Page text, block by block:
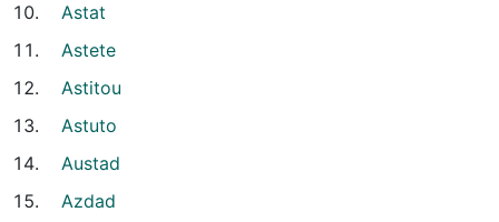
Astat
Astete
Astitou
Astuto
Austad
Azdad